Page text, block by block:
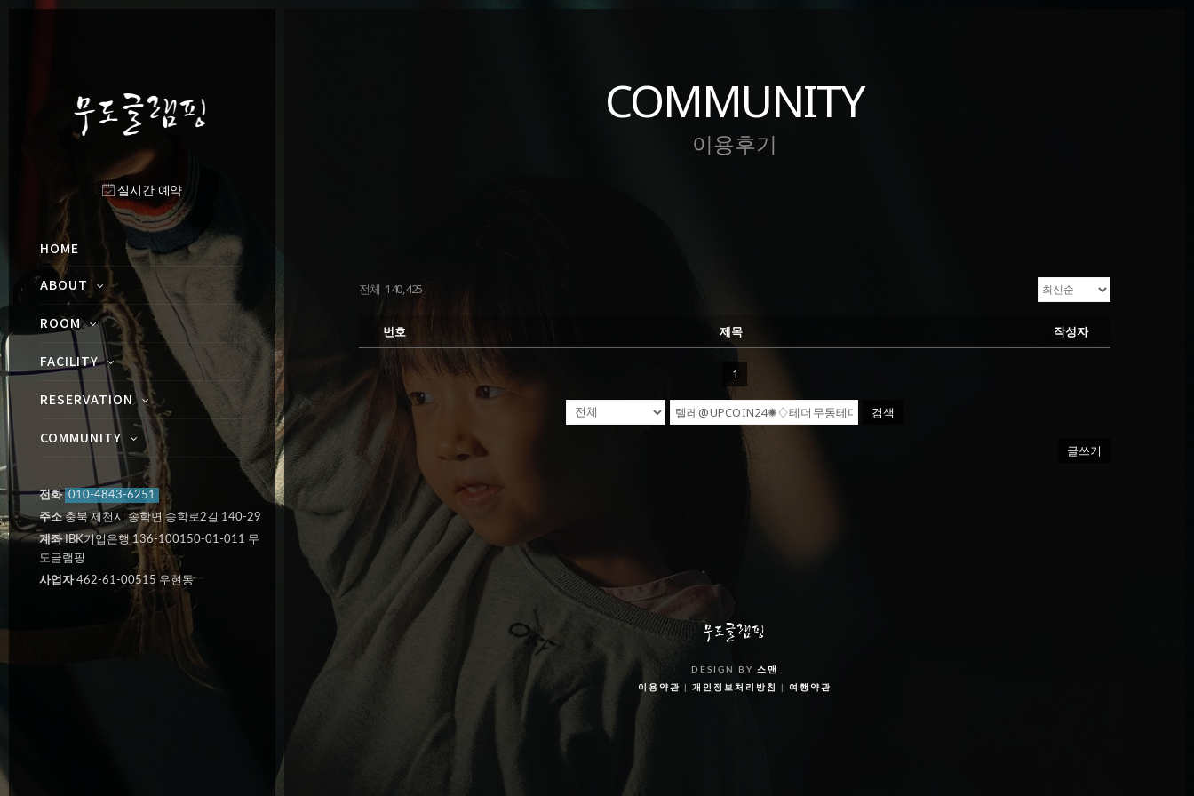
실시간 예약
HOME
ABOUT
ROOM
FACILITY
RESERVATION
COMMUNITY
전화 010-4843-6251
주소충북 제천시 송학면 송학로2길 140-29
계좌IBK기업은행 136-100150-01-011 무
도글램핑
사업자462-61-00515 우현동
COMMUNITY
이용후기
전체 140,425
번호 제목 작성자
1
검색
글쓰기
DESIGN BY 스맨
이용약관
개인정보처리방침 여행약관